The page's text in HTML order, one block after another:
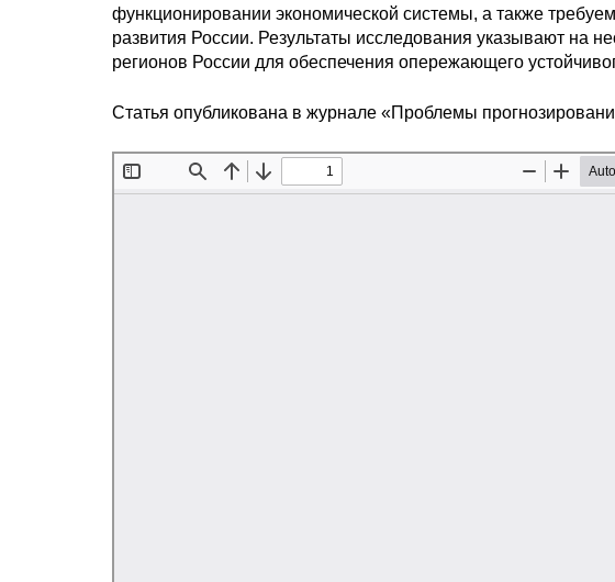
функционировании экономической системы, а также
развития России. Результаты исследования указывают на
регионов России для обеспечения опережающего
Статья опубликована в журнале «Проблемы